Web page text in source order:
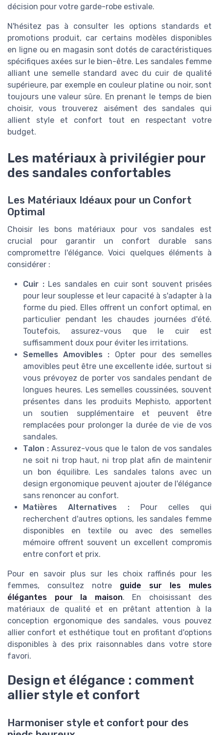
décision pour votre garde-robe estivale.
N'hésitez pas à consulter les options standards et
promotions produit, car certains modèles disponibles
en ligne ou en magasin sont dotés de caractéristiques
spécifiques axées sur le bien-être. Les sandales femme
alliant une semelle standard avec du cuir de qualité
supérieure, par exemple en couleur platine ou noir, sont
toujours une valeur sûre. En prenant le temps de bien
choisir, vous trouverez aisément des sandales qui
allient style et confort tout en respectant votre
budget.
Les matériaux à privilégier pour
des sandales confortables
Les Matériaux Idéaux pour un Confort
Optimal
Choisir les bons matériaux pour vos sandales est
crucial pour garantir un confort durable sans
compromettre l'élégance. Voici quelques éléments à
considérer :
Cuir :Les sandales en cuir sont souvent prisées
pour leur souplesse et leur capacité à s'adapter à la
forme du pied. Elles offrent un confort optimal, en
particulier pendant les chaudes journées d'été.
Toutefois, assurez-vous que le cuir est
suffisamment doux pour éviter les irritations.
Semelles Amovibles : Opter pour des semelles
amovibles peut être une excellente idée, surtout si
vous prévoyez de porter vos sandales pendant de
longues heures. Les semelles coussinées, souvent
présentes dans les produits Mephisto, apportent
un soutien supplémentaire et peuvent être
remplacées pour prolonger la durée de vie de vos
sandales.
Talon : Assurez-vous que le talon de vos sandales
ne soit ni trop haut, ni trop plat afin de maintenir
un bon équilibre. Les sandales talons avec un
design ergonomique peuvent ajouter de l'élégance
sans renoncer au confort.
Matières Alternatives : Pour celles qui
recherchent d'autres options, les sandales femme
disponibles en textile ou avec des semelles
mémoire offrent souvent un excellent compromis
entre confort et prix.
Pour en savoir plus sur les choix raffinés pour les
femmes, consultez notre guide sur les mules
élégantes pour la maison. En choisissant des
matériaux de qualité et en prêtant attention à la
conception ergonomique des sandales, vous pouvez
allier confort et esthétique tout en profitant d'options
disponibles à des prix raisonnables dans votre store
favori.
Design et élégance : comment
allier style et confort
Harmoniser style et confort pour des